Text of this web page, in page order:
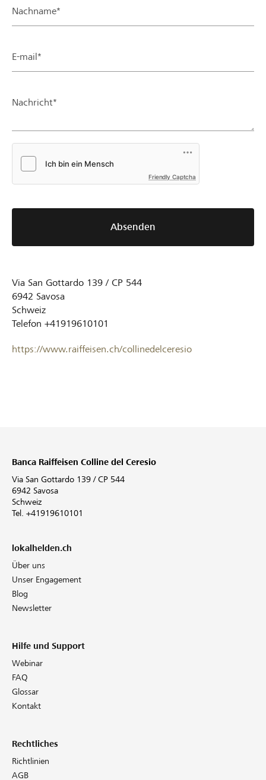
Nachname*
E-mail*
Nachricht*
Friendly Captcha
Absenden
Via San Gottardo 139 / CP 544
6942 Savosa
Schweiz
Telefon +41919610101
https://www.raiffeisen.ch/collinedelceresio
Banca Raiffeisen Colline del Ceresio
Via San Gottardo 139 / CP 544
6942 Savosa
Schweiz
Tel. +41919610101
lokalhelden.ch
Über uns
Unser Engagement
Blog
Newsletter
Hilfe und Support
Webinar
FAQ
Glossar
Kontakt
Rechtliches
Richtlinien
AGB